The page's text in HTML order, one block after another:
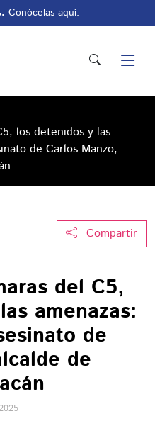
Conócelas aquí.
los detenidos y las
de Carlos Manzo,
Compartir
del C5,
amenazas:
de
de